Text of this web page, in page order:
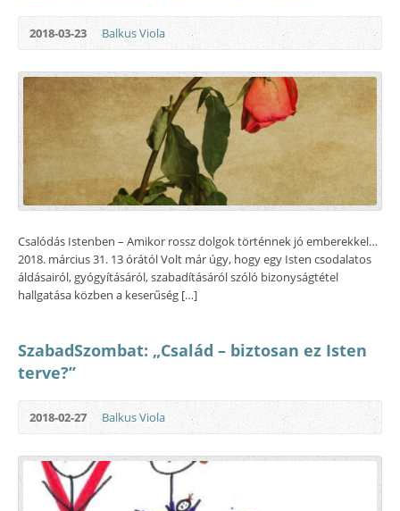
2018-03-23 Balkus Viola
Csalódás Istenben – Amikor rossz dolgok történnek jó emberekkel…
2018. március 31. 13 órától Volt már úgy, hogy egy Isten csodalatos
áldásairól, gyógyításáról, szabadításáról szóló bizonyságtétel
hallgatása közben a keserűség […]
SzabadSzombat: „Család – biztosan ez Isten
terve?”
2018-02-27 Balkus Viola